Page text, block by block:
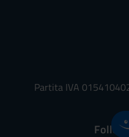
Partita IVA
Follow